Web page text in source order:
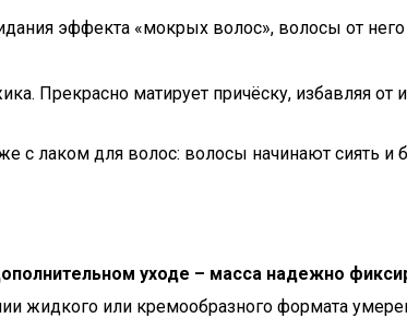
эффекта «мокрых волос», волосы от
Прекрасно матирует причёску, избавляя от
с лаком для волос: волосы начинают сиять и
уходе – масса надежно
жидкого или кремообразного формата